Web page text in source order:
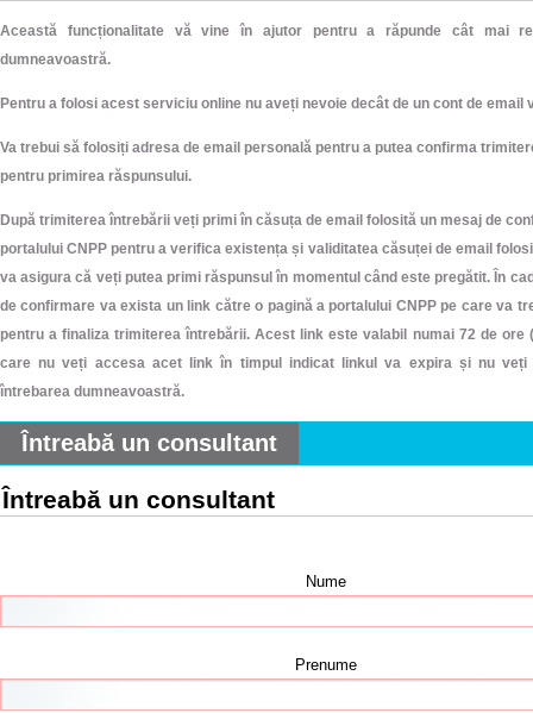
Această funcționalitate vă vine în ajutor pentru a răpunde cât mai
dumneavoastră.
Pentru a folosi acest serviciu online nu aveți nevoie decât de un cont de email
Va trebui să folosiți adresa de email personală pentru a putea confirma
pentru primirea răspunsului.
După trimiterea întrebării veți primi în căsuța de email folosită un mesaj de
portalului CNPP pentru a verifica existența și validitatea căsuței de email
va asigura că veți putea primi răspunsul în momentul când este pregătit. În
de confirmare va exista un link către o pagină a portalului CNPP pe care va
pentru a finaliza trimiterea întrebării. Acest link este valabil numai 72 de ore
care nu veți accesa acet link în timpul indicat linkul va expira și nu veți
întrebarea dumneavoastră.
Întreabă un consultant
Întreabă un consultant
Nume
Prenume